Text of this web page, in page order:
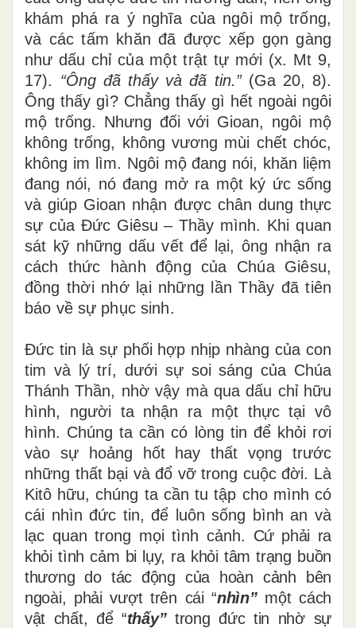
khám phá ra ý nghĩa của ngôi mộ trống,
và các tấm khăn đã được xếp gọn gàng
như dấu chỉ của một trật tự mới (x. Mt 9,
17). “Ông đã thấy và đã tin.”(Ga 20, 8).
Ông thấy gì? Chẳng thấy gì hết ngoài ngôi
mộ trống. Nhưng đối với Gioan, ngôi mộ
không trống, không vương mùi chết chóc,
không im lìm. Ngôi mộ đang nói, khăn liệm
đang nói, nó đang mở ra một ký ức sống
và giúp Gioan nhận được chân dung thực
sự của Đức Giêsu – Thầy mình. Khi quan
sát kỹ những dấu vết để lại, ông nhận ra
cách thức hành động của Chúa Giêsu,
đồng thời nhớ lại những lần Thầy đã tiên
báo về sự phục sinh.
Đức tin là sự phối hợp nhịp nhàng của con
tim và lý trí, dưới sự soi sáng của Chúa
Thánh Thần, nhờ vậy mà qua dấu chỉ hữu
hình, người ta nhận ra một thực tại vô
hình. Chúng ta cần có lòng tin để khỏi rơi
vào sự hoảng hốt hay thất vọng trước
những thất bại và đổ vỡ trong cuộc đời. Là
Kitô hữu, chúng ta cần tu tập cho mình có
cái nhìn đức tin, để luôn sống bình an và
lạc quan trong mọi tình cảnh. Cứ phải ra
khỏi tình cảm bi lụy, ra khỏi tâm trạng buồn
thương do tác động của hoàn cảnh bên
ngoài, phải vượt trên cái “nhìn”một cách
vật chất, để “thấy”trong đức tin nhờ sự